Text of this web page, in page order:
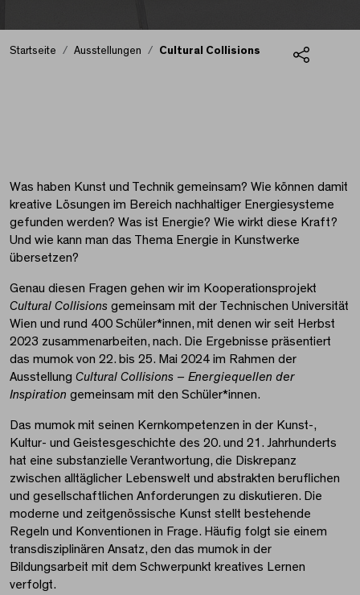
Startseite Ausstellungen Cultural Collisions
Was haben Kunst und Technik gemeinsam? Wie können damit
kreative Lösungen im Bereich nachhaltiger Energiesysteme
gefunden werden? Was ist Energie? Wie wirkt diese Kraft?
Und wie kann man das Thema Energie in Kunstwerke
übersetzen?
Genau diesen Fragen gehen wir im Kooperationsprojekt
Cultural Collisions gemeinsam mit der Technischen Universität
Wien und rund 400 Schüler*innen, mit denen wir seit Herbst
2023 zusammenarbeiten, nach. Die Ergebnisse präsentiert
das mumok von 22. bis 25. Mai 2024 im Rahmen der
Ausstellung Cultural Collisions – Energiequellen der
Inspiration gemeinsam mit den Schüler*innen.
Das mumok mit seinen Kernkompetenzen in der Kunst-,
Kultur- und Geistesgeschichte des 20. und 21. Jahrhunderts
hat eine substanzielle Verantwortung, die Diskrepanz
zwischen alltäglicher Lebenswelt und abstrakten beruflichen
und gesellschaftlichen Anforderungen zu diskutieren. Die
moderne und zeitgenössische Kunst stellt bestehende
Regeln und Konventionen in Frage. Häufig folgt sie einem
transdisziplinären Ansatz, den das mumok in der
Bildungsarbeit mit dem Schwerpunkt kreatives Lernen
verfolgt.